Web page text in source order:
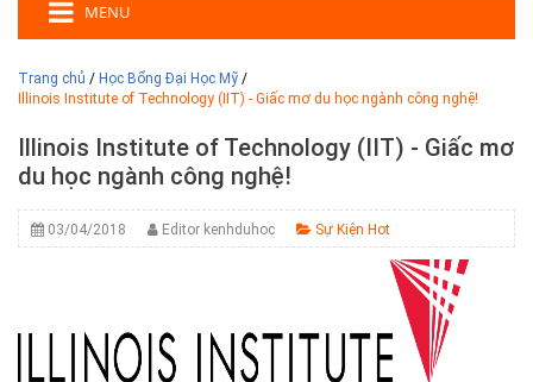
MENU
Trang chủ / Học Bổng Đại Học Mỹ /
Illinois Institute of Technology (IIT) - Giấc mơ du học ngành công nghệ!
Illinois Institute of Technology (IIT) - Giấc mơ
du học ngành công nghệ!
03/04/2018 Editor kenhduhoc Sự Kiện Hot